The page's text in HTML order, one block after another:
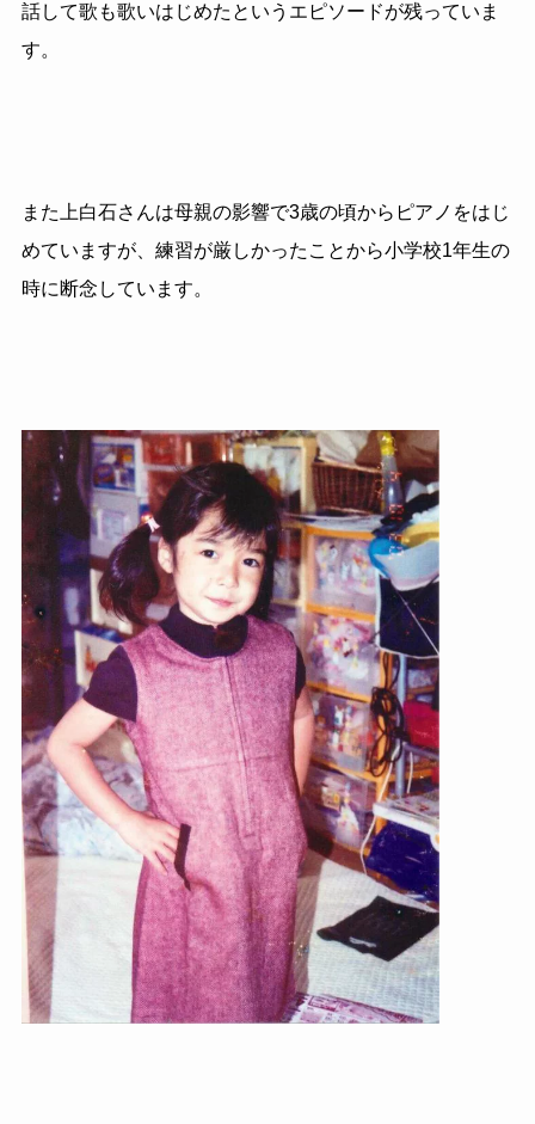
話して歌も歌いはじめたというエピソードが残っていま
す。
また上白石さんは母親の影響で3歳の頃からピアノをはじ
めていますが、練習が厳しかったことから小学校1年生の
時に断念しています。